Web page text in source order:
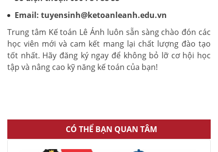
Email: tuyensinh@ketoanleanh.edu.vn
Trung tâm Kế toán Lê Ánh luôn sẵn sàng chào đón các
học viên mới và cam kết mang lại chất lượng đào tạo
tốt nhất. Hãy đăng ký ngay để không bỏ lỡ cơ hội học
tập và nâng cao kỹ năng kế toán của bạn!
CÓ THỂ BẠN QUAN TÂM